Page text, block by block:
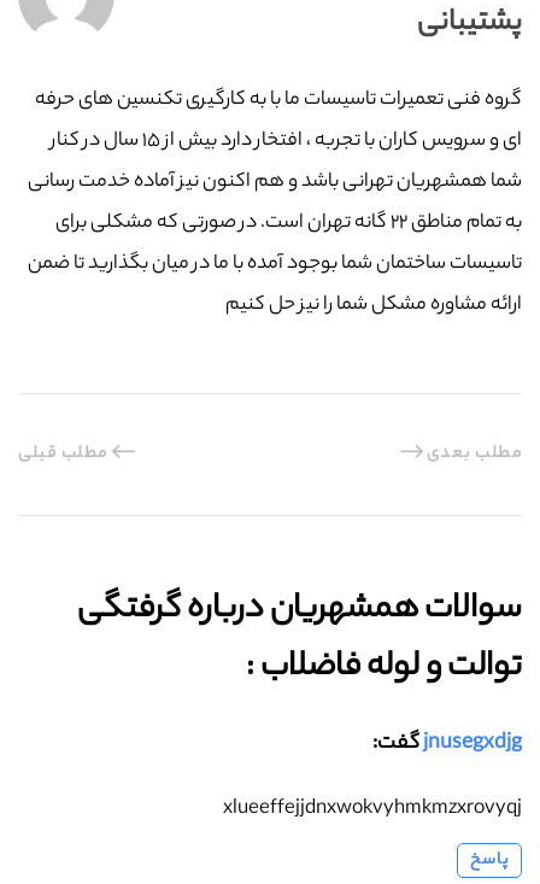
پشتیبانی
گروه فنی تعمیرات تاسیسات ما با به‌ کارگیری تکنسین های حرفه
ای و سرویس کاران با تجربه ، افتخار دارد بیش از ۱۵ سال در کنار
شما همشهریان تهرانی باشد و هم اکنون نیز آماده خدمت رسانی
به تمام مناطق ۲۲ گانه تهران است. در صورتی که مشکلی برای
تاسیسات ساختمان شما بوجود آمده با ما در میان بگذارید تا ضمن
ارائه مشاوره مشکل شما را نیز حل کنیم
مطلب قبلی مطلب بعدی
سوالات همشهریان درباره گرفتگی
توالت و لوله فاضلاب :‌
jnusegxdjgگفت:
xlueeffejjdnxwokvyhmkmzxrovyqj
پاسخ